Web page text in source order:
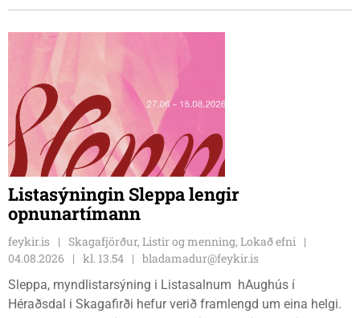
og metnaðarfullt lið Stólanna.
Listasýningin Sleppa lengir
opnunartímann
feykir.is
Skagafjörður, Listir og menning, Lokað efni
04.08.2026
kl. 13.54
bladamadur@feykir.is
Sleppa, myndlistarsýning i Listasalnum hAughús í
Héraðsdal i Skagafirði hefur verið framlengd um eina helgi.